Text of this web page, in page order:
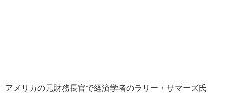
アメリカの元財務長官で経済学者のラリー・サマーズ氏